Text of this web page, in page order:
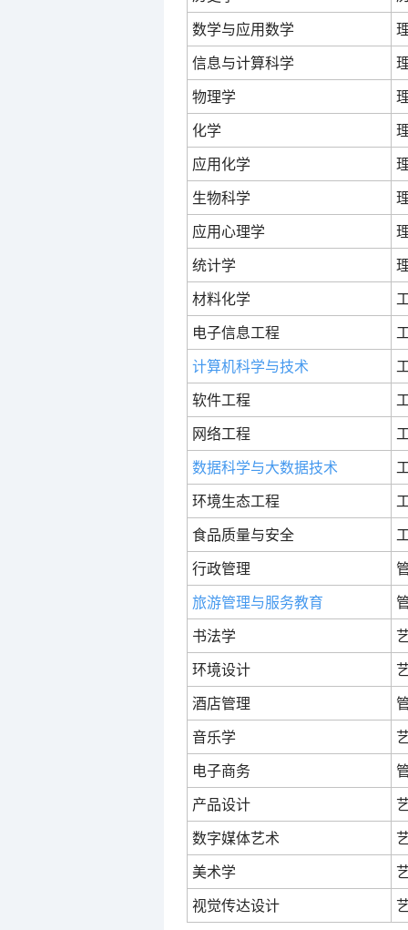
数学与应用数学
信息与计算科学
物理学
化学
应用化学
生物科学
应用心理学
统计学
材料化学
电子信息工程
计算机科学与技术
软件工程
网络工程
数据科学与大数据技术
环境生态工程
食品质量与安全
行政管理
旅游管理与服务教育
书法学
环境设计
酒店管理
音乐学
电子商务
产品设计
数字媒体艺术
美术学
视觉传达设计